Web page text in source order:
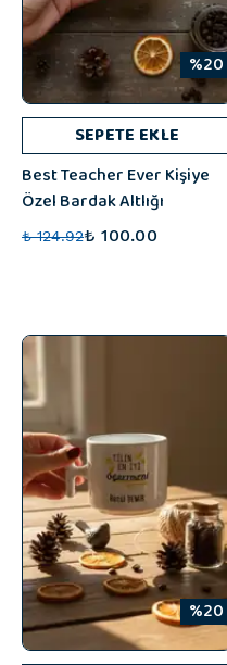
%20
SEPETE EKLE
Best Teacher Ever Kişiye
Özel Bardak Altlığı
₺ 124.92₺ 100.00
%20